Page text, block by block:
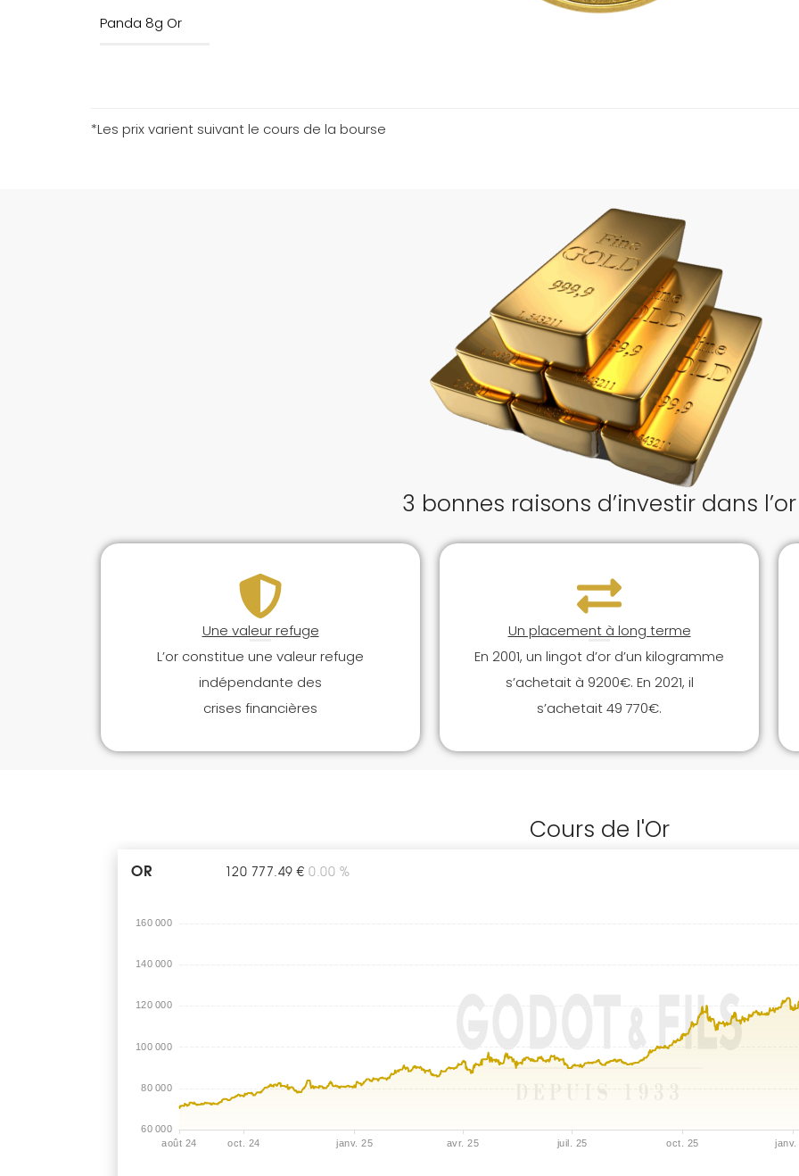
Panda 8g Or
*Les prix varient suivant le cours de la bourse
3 bonnes raisons d’investir dans l’or
Une valeur refuge
L’or constitue une valeur refuge
indépendante des
crises financières
Un placement à long terme
En 2001, un lingot d’or d’un kilogramme
s’achetait à 9200€. En 2021, il
s’achetait 49 770€.
Cours de l'Or